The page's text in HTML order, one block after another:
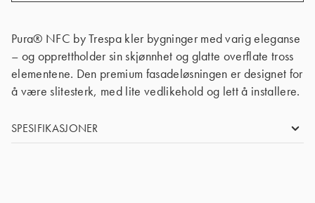
Pura® NFC by Trespa kler bygninger med varig eleganse
– og opprettholder sin skjønnhet og glatte overflate tross
elementene. Den premium fasadeløsningen er designet for
å være slitesterk, med lite vedlikehold og lett å installere.
SPESIFIKASJONER